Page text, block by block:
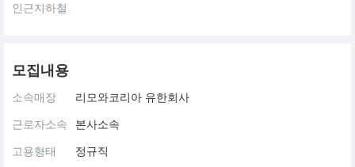
인근지하철
모집내용
소속매장 리모와코리아 유한회사
근로자소속 본사소속
고용형태 정규직